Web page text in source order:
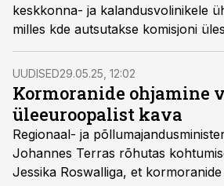
keskkonna- ja kalandusvolinikele
milles kde autsutakse komisjoni
tõhusamalt ohjama ning seeläbi
UUDISED29.05.25, 12:02
Kormoranide ohjamine
üleeuroopalist kava
Regionaal- ja
Johannes Terras rõhutas
Jessika Roswalliga, et